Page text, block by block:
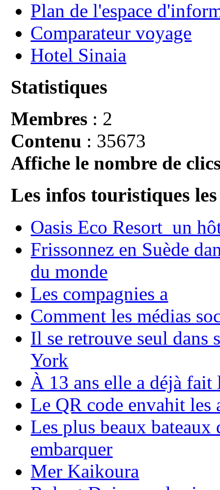
Plan de l'espace
Comparateur voyage
Hotel Sinaia
Statistiques
Membres : 2
Contenu : 35673
Affiche le nombre de
Les infos touristiques
Oasis Eco Resort un
Frissonnez en Suède
du monde
Les compagnies a
Comment les médias
Il se retrouve seul dans
York
À 13 ans elle a déjà
Le QR code envahit les
Les plus beaux bateaux
embarquer
Mer Kaikoura